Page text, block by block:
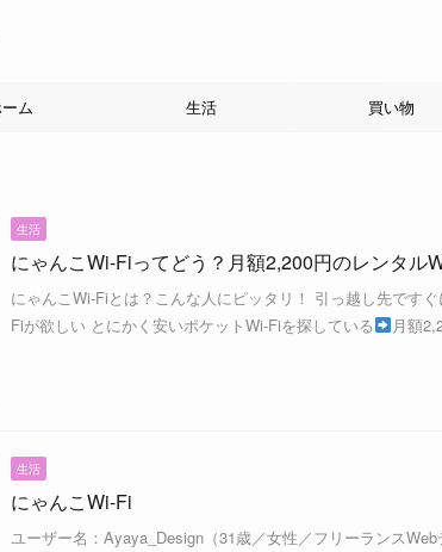
ム 生活 買い物
生活
にゃんこWi-Fiってどう？月額2,200円のレンタル
にゃんこWi-Fiとは？こんな人にピッタリ！ 引っ越し先です
Fiが欲しい とにかく安いポケットWi-Fiを探している
月額
生活
にゃんこWi-Fi
ユーザー名：Ayaya_Design（31歳／女性／フリーランスWeb